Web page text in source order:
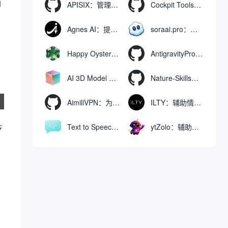
APISIX：管理和代理API及大模型流量的高性能网关 Cockpit Tools：管理多个AI编程IDE账号与配置多开独立实例的本地桌面应用
Agnes AI：提供全模态模型免费API、支持图文视频生成与复杂工程执行的智能体平台 soraai.pro：支持多模型文字转视频和图像生成的在线创作工具
Happy Oyster AI：生成可交互式3D虚拟世界与视频的大模型 AntigravityProxyLauncher：免TUN全局代理使用Antigravity IDE
AI 3D Model Generator：通过文本和图像快速生成3D模型的在线工具 Nature-Skills：辅助撰写学术论文和绘制科研图表的智能体插件
AimiliVPN：为Linux提供纯净出站家庭IP的VPN代理网关 ILTY：辅助情绪疏导与提供行动建议的AI陪伴工具
Text to Speech AI：支持多说话人与情感控制的文字转语音工具 ytZolo：辅助创建和优化YouTube视频内容的生成工具